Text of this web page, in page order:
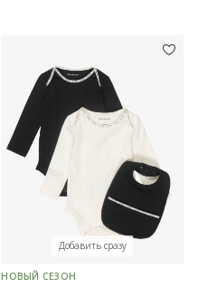
Добавить сразу
НОВЫЙ СЕЗОН